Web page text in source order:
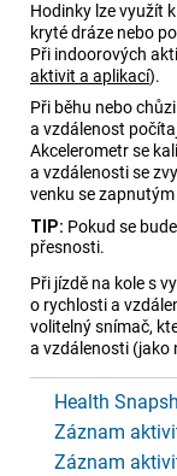
Hodinky lze využít
kryté dráze nebo
Při indoorových
aktivit a aplikací).
Při běhu nebo
a vzdálenost
Akcelerometr se
a vzdálenosti se
venku se
TIP: Pokud se
přesnosti.
Při jízdě na kole s
o rychlosti a
volitelný snímač,
a vzdálenosti (jako
Health
Záznam
Záznam